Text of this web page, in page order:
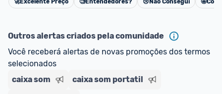
Cancelar
🚀Excelente Preço 🧐Entendedores? 😢 Não Consegui 🤩
Outros alertas criados pela comunidade
Você receberá alertas de novas promoções dos termos
selecionados
caixa som
caixa som portatil